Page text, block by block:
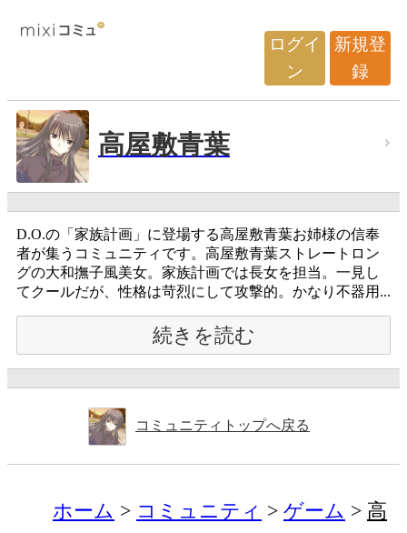
ログイ
ン
新規登
録
高屋敷青葉
D.O.の「家族計画」に登場する高屋敷青葉お姉様の信奉
者が集うコミュニティです。高屋敷青葉ストレートロン
グの大和撫子風美女。家族計画では長女を担当。一見し
てクールだが、性格は苛烈にして攻撃的。かなり不器用...
続きを読む
コミュニティトップへ戻る
ホーム コミュニティ ゲーム
高